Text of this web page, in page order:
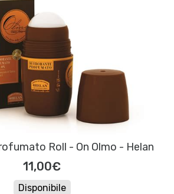
Roll - On Olmo - Helan
11,00€
Disponibile